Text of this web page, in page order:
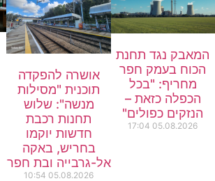
המאבק נגד תחנת
הכוח בעמק חפר
מחריף: "בכל
הכפלה כזאת –
הנזקים כפולים"
05.08.2026
17:04
אושרה להפקדה
תוכנית "מסילות
מנשה": שלוש
תחנות רכבת
חדשות יוקמו
בחריש, באקה
אל-גרבייה ובת חפר
05.08.2026
10:54